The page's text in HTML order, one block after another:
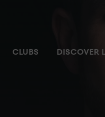
CLUBS DISCOVER